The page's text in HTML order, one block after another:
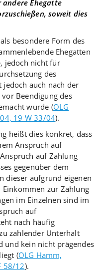
Ehegatte
soweit dies
besondere Form des
Ehegatten
jedoch nicht für
des
jedoch auch nach der
Beendigung des
wurde (OLG
19 W 33/04).
heißt dies konkret, dass
Anspruch auf
auf Zahlung
gegenüber dem
dieser aufgrund eigenen
zur Zahlung
im Einzelnen sind im
auf
nach häufig
zahlender Unterhalt
und kein nicht prägendes
(OLG Hamm,
58/12).